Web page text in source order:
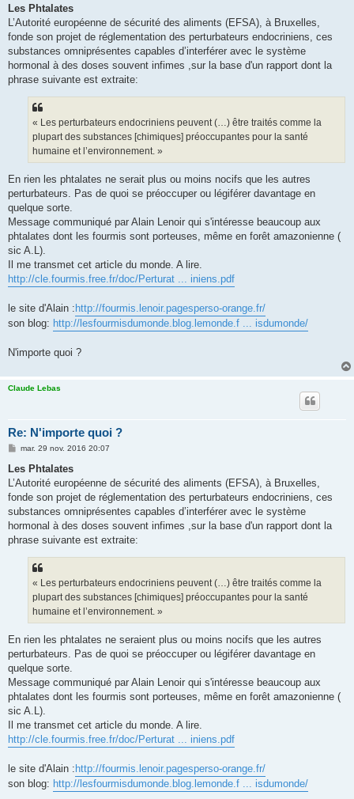
s
a
g
Les Phtalates
L’Autorité européenne de sécurité des aliments (EFSA), à Bruxelles,
fonde son projet de réglementation des perturbateurs endocriniens, ces
substances omniprésentes capables d’interférer avec le système
hormonal à des doses souvent infimes ,sur la base d'un rapport dont la
phrase suivante est extraite:
« Les perturbateurs endocriniens peuvent (…) être traités comme la
plupart des substances [chimiques] préoccupantes pour la santé
humaine et l’environnement. »
En rien les phtalates ne serait plus ou moins nocifs que les autres
perturbateurs. Pas de quoi se préoccuper ou légiférer davantage en
quelque sorte.
Message communiqué par Alain Lenoir qui s'intéresse beaucoup aux
phtalates dont les fourmis sont porteuses, même en forêt amazonienne (
sic A.L).
Il me transmet cet article du monde. A lire.
http://cle.fourmis.free.fr/doc/Perturat ... iniens.pdf
le site d'Alain : http://fourmis.lenoir.pagesperso-orange.fr/
son blog: http://lesfourmisdumonde.blog.lemonde.f ... isdumonde/
N'importe quoi ?
Claude Lebas
Re: N'importe quoi ?
M
s
a
g
mar. 29 nov. 2016 20:07
Les Phtalates
L’Autorité européenne de sécurité des aliments (EFSA), à Bruxelles,
fonde son projet de réglementation des perturbateurs endocriniens, ces
substances omniprésentes capables d’interférer avec le système
hormonal à des doses souvent infimes ,sur la base d'un rapport dont la
phrase suivante est extraite:
« Les perturbateurs endocriniens peuvent (…) être traités comme la
plupart des substances [chimiques] préoccupantes pour la santé
humaine et l’environnement. »
En rien les phtalates ne seraient plus ou moins nocifs que les autres
perturbateurs. Pas de quoi se préoccuper ou légiférer davantage en
quelque sorte.
Message communiqué par Alain Lenoir qui s'intéresse beaucoup aux
phtalates dont les fourmis sont porteuses, même en forêt amazonienne (
sic A.L).
Il me transmet cet article du monde. A lire.
http://cle.fourmis.free.fr/doc/Perturat ... iniens.pdf
le site d'Alain : http://fourmis.lenoir.pagesperso-orange.fr/
son blog: http://lesfourmisdumonde.blog.lemonde.f ... isdumonde/